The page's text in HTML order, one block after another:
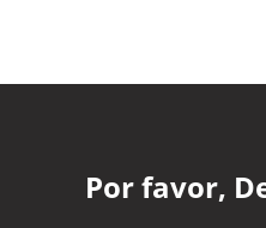
Por favor,